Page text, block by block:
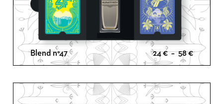
Blend n°47 24€ – 58€Plage
de
prix :
24 €